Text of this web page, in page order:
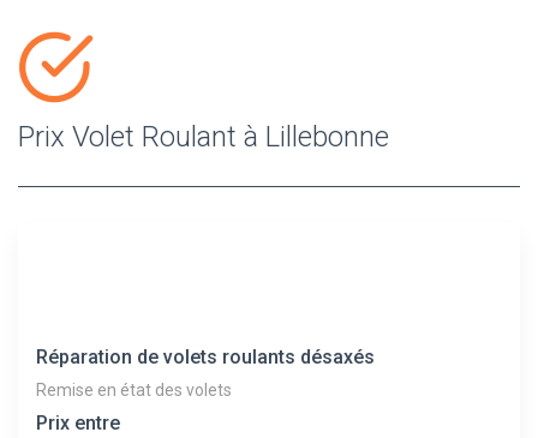
Prix Volet Roulant à Lillebonne
Réparation de volets roulants désaxés
Remise en état des volets
Prix entre